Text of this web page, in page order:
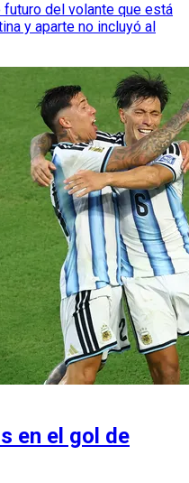
del volante que está
y aparte no incluyó al
en el gol de